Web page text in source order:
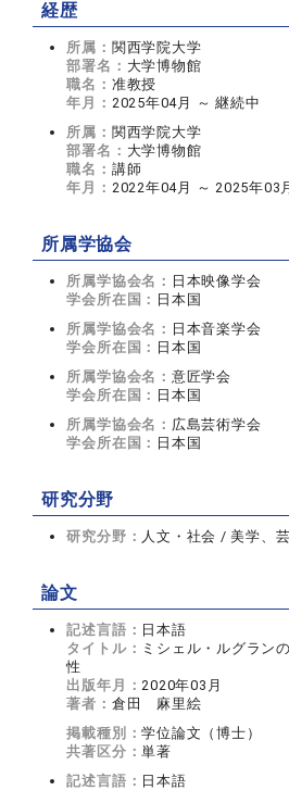
経歴
所属： 関西学院大学
部署名： 大学博物館
職名： 准教授
年月： 2025年04月 ～ 継続中
所属： 関西学院大学
部署名： 大学博物館
職名： 講師
年月： 2022年04月 ～ 2025年03
所属学協会
所属学協会名： 日本映像学会
学会所在国： 日本国
所属学協会名： 日本音楽学会
学会所在国： 日本国
所属学協会名： 意匠学会
学会所在国： 日本国
所属学協会名： 広島芸術学会
学会所在国： 日本国
研究分野
研究分野： 人文・社会 / 美学、
論文
記述言語： 日本語
タイトル： ミシェル・ルグラン
性
出版年月：2020年03月
著者： 倉田 麻里絵
掲載種別：学位論文（博士）
共著区分：単著
記述言語： 日本語